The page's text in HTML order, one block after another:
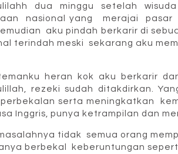
dua minggu setelah
nasional yang merajai
aku pindah berkarir di
terindah meski sekarang aku
heran kok aku berkarir
rezeki sudah ditakdirkan.
serta meningkatkan
Inggris, punya ketrampilan dan
tidak semua orang
berbekal keberuntungan